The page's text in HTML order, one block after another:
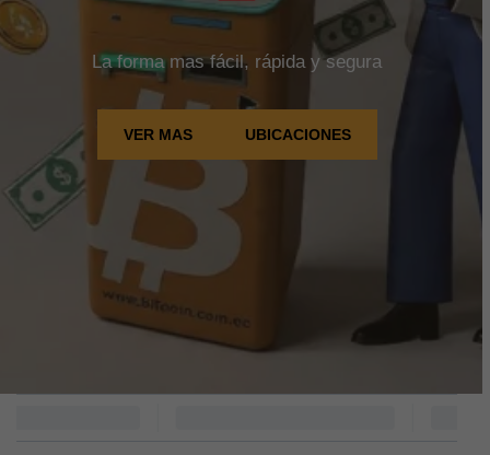
La forma mas fácil, rápida y segura
VER MAS UBICACIONES